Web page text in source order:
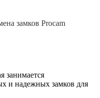
замков Procam
занимается
и надежных замков для